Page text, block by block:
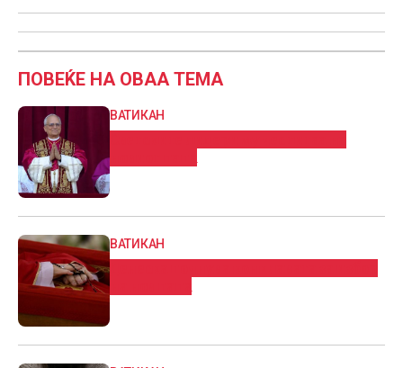
ПОВЕЌЕ НА ОВАА ТЕМА
ВАТИКАН
новиот папа
ВАТИКАН
на нов папа